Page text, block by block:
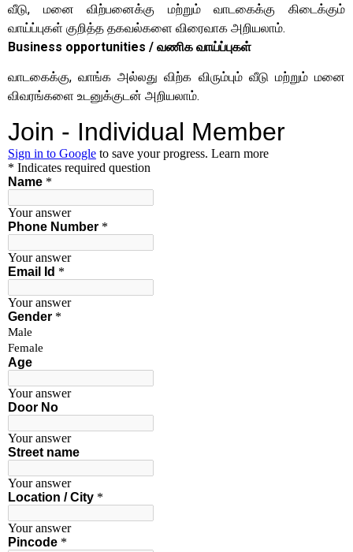
வீடு, மனை விற்பனைக்கு மற்றும் வாடகைக்கு கிடைக்கும்
வாய்ப்புகள் குறித்த தகவல்களை விரைவாக அறியலாம்.
Business opportunities / வணிக வாய்ப்புகள்
வாடகைக்கு, வாங்க அல்லது விற்க விரும்பும் வீடு மற்றும் மனை
விவரங்களை உடனுக்குடன் அறியலாம்.